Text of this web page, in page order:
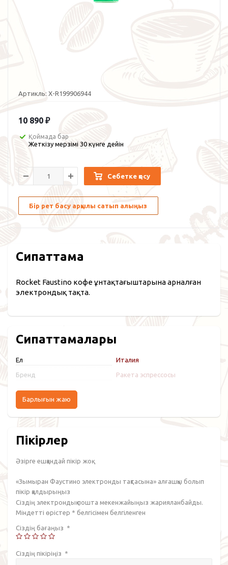
Артикль: X-R199906944
10 890 ₽
Қоймада бар
Жеткізу мерзімі 30 күнге дейін
Себетке қосу
Бір рет басу арқылы сатып алыңыз
Сипаттама
Rocket Faustino кофе ұнтақтағыштарына арналған
электрондық тақта.
Сипаттамалары
Ел Италия
Бренд Ракета эспрессосы
Барлығын жаю
Пікірлер
Әзірге ешқандай пікір жоқ.
«Зымыран Фаустино электронды тақтасына» алғашқы болып
пікір қалдырыңыз
Сіздің электрондық пошта мекенжайыңыз жарияланбайды.
Міндетті өрістер * белгісімен белгіленген
Сіздің бағаңыз *
Сіздің пікіріңіз *